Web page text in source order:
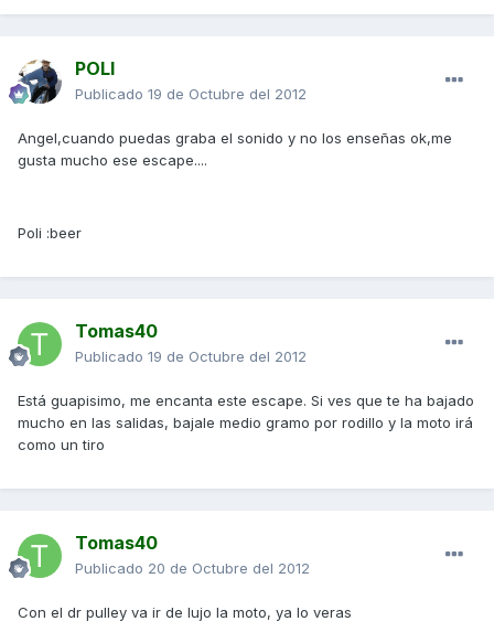
POLI
Publicado 19 de Octubre del 2012
Angel,cuando puedas graba el sonido y no los enseñas ok,me
gusta mucho ese escape....
Poli :beer
Tomas40
Publicado 19 de Octubre del 2012
Está guapisimo, me encanta este escape. Si ves que te ha bajado
mucho en las salidas, bajale medio gramo por rodillo y la moto irá
como un tiro
Tomas40
Publicado 20 de Octubre del 2012
Con el dr pulley va ir de lujo la moto, ya lo veras